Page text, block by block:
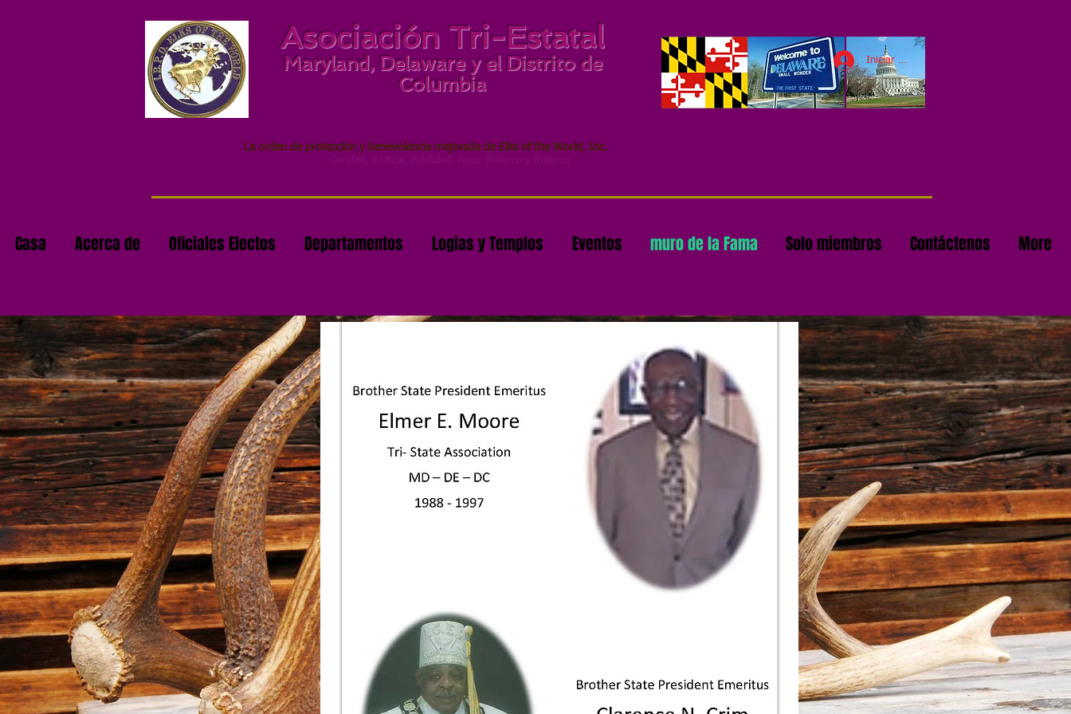
Asociación Tri-Estatal
Maryland, Delaware y el Distrito de
Columbia
La orden de protección y benevolencia mejorada de Elks of the World, Inc.
Iniciar sesión
Casa Acerca de Oficiales Electos Departamentos Logias y Templos Eventos muro de la Fama Solo miembros Contáctenos More